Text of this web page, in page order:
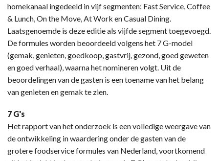
homekanaal ingedeeld in vijf segmenten: Fast Service, Coffee
& Lunch, On the Move, At Work en Casual Dining.
Laatsgenoemde is deze editie als vijfde segment toegevoegd.
De formules worden beoordeeld volgens het 7 G-model
(gemak, genieten, goedkoop, gastvrij, gezond, goed geweten
en goed verhaal), waarna het nomineren volgt. Uit de
beoordelingen van de gasten is een toename van het belang
van genieten en gemak te zien.
7 G's
Het rapport van het onderzoek is een volledige weergave van
de ontwikkeling in waardering onder de gasten van de
grotere foodservice formules van Nederland, voortkomend